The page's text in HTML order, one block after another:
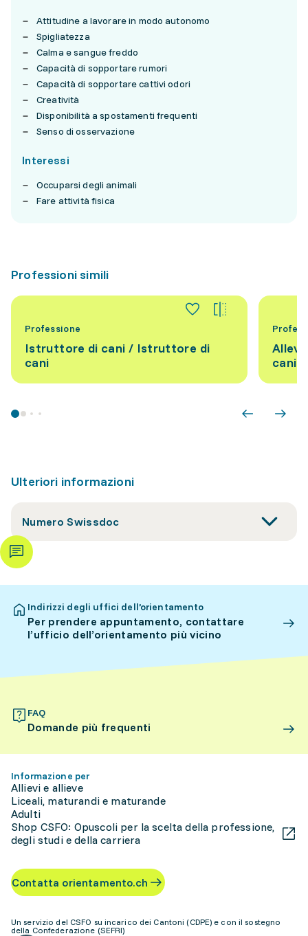
Attitudine a lavorare in modo autonomo
Spigliatezza
Calma e sangue freddo
Capacità di sopportare rumori
Capacità di sopportare cattivi odori
Creatività
Disponibilità a spostamenti frequenti
Senso di osservazione
Interessi
Occuparsi degli animali
Fare attività fisica
Professioni simili
Professione
Istruttore di cani / Istruttore di
cani
cani
Ulteriori informazioni
Numero Swissdoc
Indirizzi degli uffici dell’orientamento
Per prendere appuntamento, contattare
l’ufficio dell’orientamento più vicino
FAQ
Domande più frequenti
Informazione per
Allievi e allieve
Liceali, maturandi e maturande
Adulti
Shop CSFO: Opuscoli per la scelta della professione,
degli studi e della carriera
Contatta orientamento.ch
Un servizio del CSFO su incarico dei Cantoni (CDPE) e con il sostegno
della Confederazione (SEFRI)